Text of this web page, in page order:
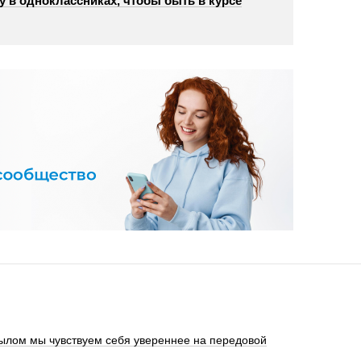
мы чувствуем себя увереннее на передовой